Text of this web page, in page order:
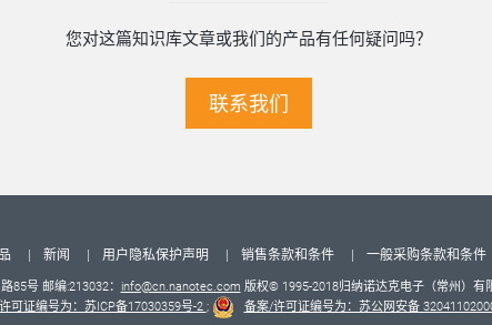
您对这篇知识库文章或我们的产品有任何疑问吗？
联系我们
新闻 用户隐私保护声明 销售条款和条件 一般采购条款和条件
85号 邮编:213032： info@cn.nanotec.com 版权© 1995-2018归纳诺达克电子（常州）有
可证编号为：苏ICP备17030359号-2 ; 备案/许可证编号为：苏公网安备